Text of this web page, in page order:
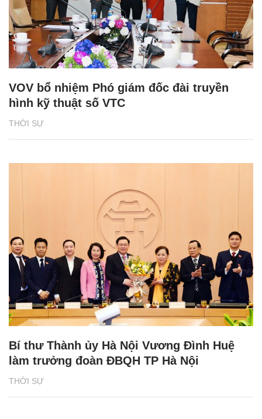
THỜI SỰ
VOV bổ nhiệm Phó giám đốc đài truyền
hình kỹ thuật số VTC
THỜI SỰ
Bí thư Thành ủy Hà Nội Vương Đình Huệ
làm trưởng đoàn ĐBQH TP Hà Nội